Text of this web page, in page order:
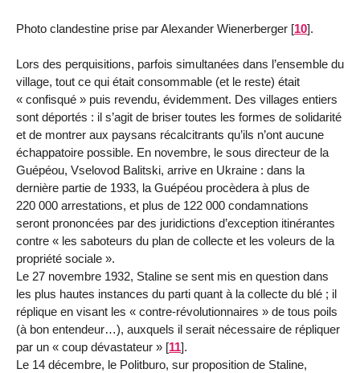
Photo clandestine prise par Alexander Wienerberger [10].
Lors des perquisitions, parfois simultanées dans l’ensemble du
village, tout ce qui était consommable (et le reste) était
« confisqué » puis revendu, évidemment. Des villages entiers
sont déportés : il s’agit de briser toutes les formes de solidarité
et de montrer aux paysans récalcitrants qu’ils n’ont aucune
échappatoire possible. En novembre, le sous directeur de la
Guépéou, Vselovod Balitski, arrive en Ukraine : dans la
dernière partie de 1933, la Guépéou procèdera à plus de
220 000 arrestations, et plus de 122 000 condamnations
seront prononcées par des juridictions d’exception itinérantes
contre « les saboteurs du plan de collecte et les voleurs de la
propriété sociale ».
Le 27 novembre 1932, Staline se sent mis en question dans
les plus hautes instances du parti quant à la collecte du blé ; il
réplique en visant les « contre-révolutionnaires » de tous poils
(à bon entendeur…), auxquels il serait nécessaire de répliquer
par un « coup dévastateur » [11].
Le 14 décembre, le Politburo, sur proposition de Staline,